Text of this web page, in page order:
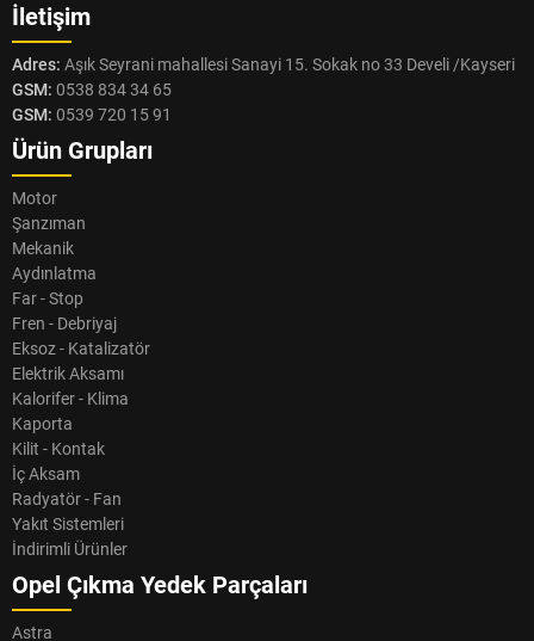
İletişim
Adres: Aşık Seyrani mahallesi Sanayi 15. Sokak no 33 Develi /Kayseri
GSM: 0538 834 34 65
GSM: 0539 720 15 91
Ürün Grupları
Motor
Şanzıman
Mekanik
Aydınlatma
Far - Stop
Fren - Debriyaj
Eksoz - Katalizatör
Elektrik Aksamı
Kalorifer - Klima
Kaporta
Kilit - Kontak
İç Aksam
Radyatör - Fan
Yakıt Sistemleri
İndirimli Ürünler
Opel Çıkma Yedek Parçaları
Astra